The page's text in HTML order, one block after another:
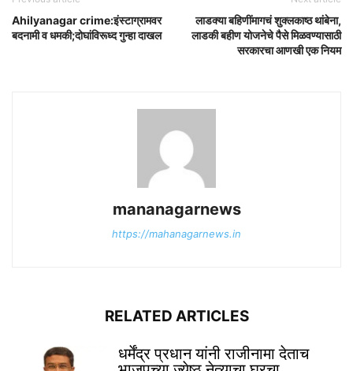
Ahilyanagar crime:इंस्टाग्रामवर
बदनामी व धमकी;दोघांविरूध्द गुन्हा दाखल
लाडक्या बहिणींमागचं शुक्लकाष्ठ थांबेना,
लाडकी बहीण योजनेचे पैसे मिळवण्यासाठी
सरकारचा आणखी एक नियम
mananagarnews
https://mahanagarnews.in
RELATED ARTICLES
धर्मेंद्र प्रधान यांनी राजीनामा देताच